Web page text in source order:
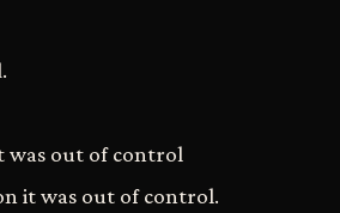
was out of control
it was out of control.